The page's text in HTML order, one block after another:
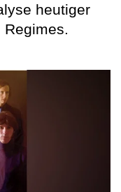
heutiger